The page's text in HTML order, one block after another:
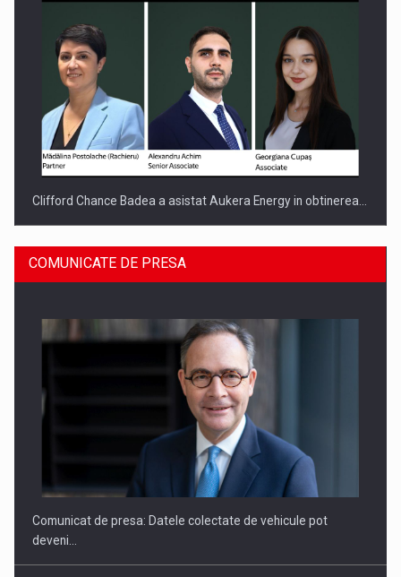
Clifford Chance Badea a asistat Aukera Energy in obtinerea…
SAPTE PERSONALITATI DIN MEDIUL DE AFACERI, ACADEMIC
COMUNICATE DE PRESA
Comunicat de presa: Datele colectate de vehicule pot
deveni…